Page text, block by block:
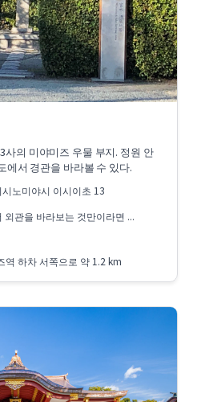
의 미야미즈 우물 부지. 정원 안
에서 경관을 바라볼 수 있다.
노미야시 이시이초 13
외관을 바라보는 것만이라면 ...
역 하차 서쪽으로 약 1.2 km